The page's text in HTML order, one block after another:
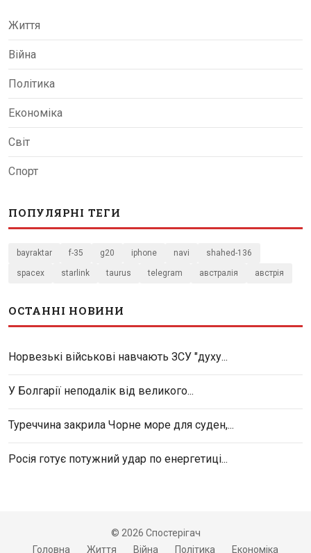
Життя
Війна
Політика
Економіка
Світ
Спорт
ПОПУЛЯРНІ ТЕГИ
bayraktar f-35 g20 iphone navi shahed-136
spacex starlink taurus telegram австралія австрія
ОСТАННІ НОВИНИ
Норвезькі військові навчають ЗСУ "духу...
У Болгарії неподалік від великого...
Туреччина закрила Чорне море для суден,...
Росія готує потужний удар по енергетиці...
© 2026 Спостерігач
Головна
Життя Війна Політика Економіка